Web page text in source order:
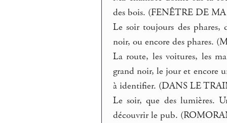
des bois. (FENÊTRE DE
Le soir toujours des phares,
noir, ou encore des phares.
La route, les voitures, les
grand noir, le jour et encore
à identifier. (DANS LE
Le soir, que des lumières.
découvrir le pub.